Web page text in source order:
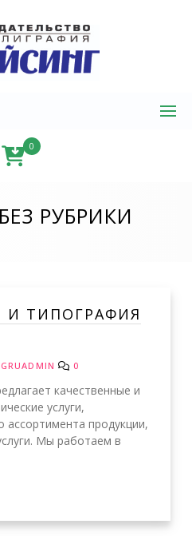
0
БЕЗ РУБРИКИ
И ТИПОГРАФИЯ
0
качественные и
услуги,
ассортимента продукции,
Мы работаем в